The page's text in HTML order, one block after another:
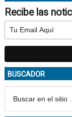
Recibe las
BUSCADOR